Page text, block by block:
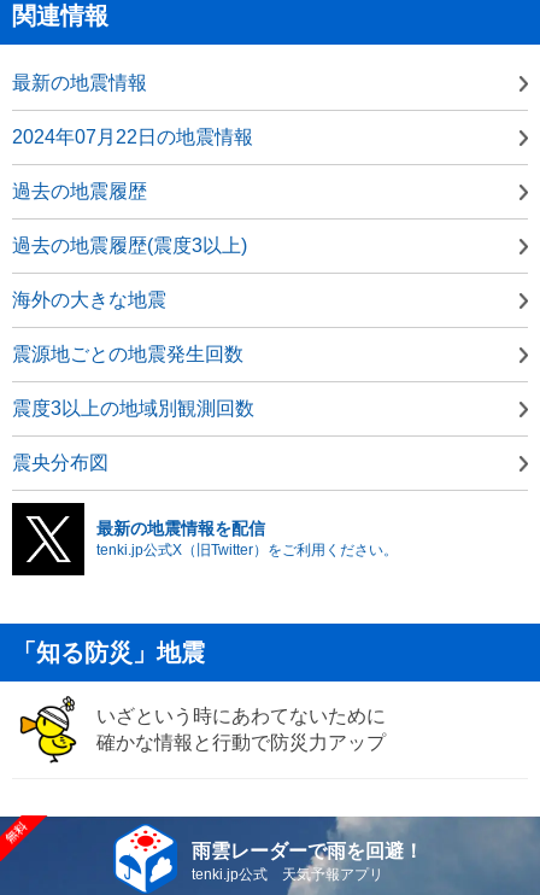
関連情報
最新の地震情報
2024年07月22日の地震情報
過去の地震履歴
過去の地震履歴(震度3以上)
海外の大きな地震
震源地ごとの地震発生回数
震度3以上の地域別観測回数
震央分布図
最新の地震情報を配信
tenki.jp公式X（旧Twitter）をご利用ください。
「知る防災」地震
いざという時にあわてないために
確かな情報と行動で防災力アップ
雨雲レーダーで雨を回避！
tenki.jp公式 天気予報アプリ